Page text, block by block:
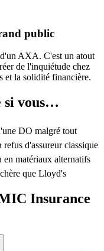
public
AXA. C'est un atout
de l'inquiétude chez
et la solidité financière.
si vous…
DO malgré tout
d'assureur classique
en matériaux alternatifs
que Lloyd's
Insurance